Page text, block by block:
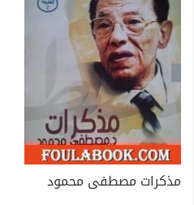
مذكرات مصطفى محمود